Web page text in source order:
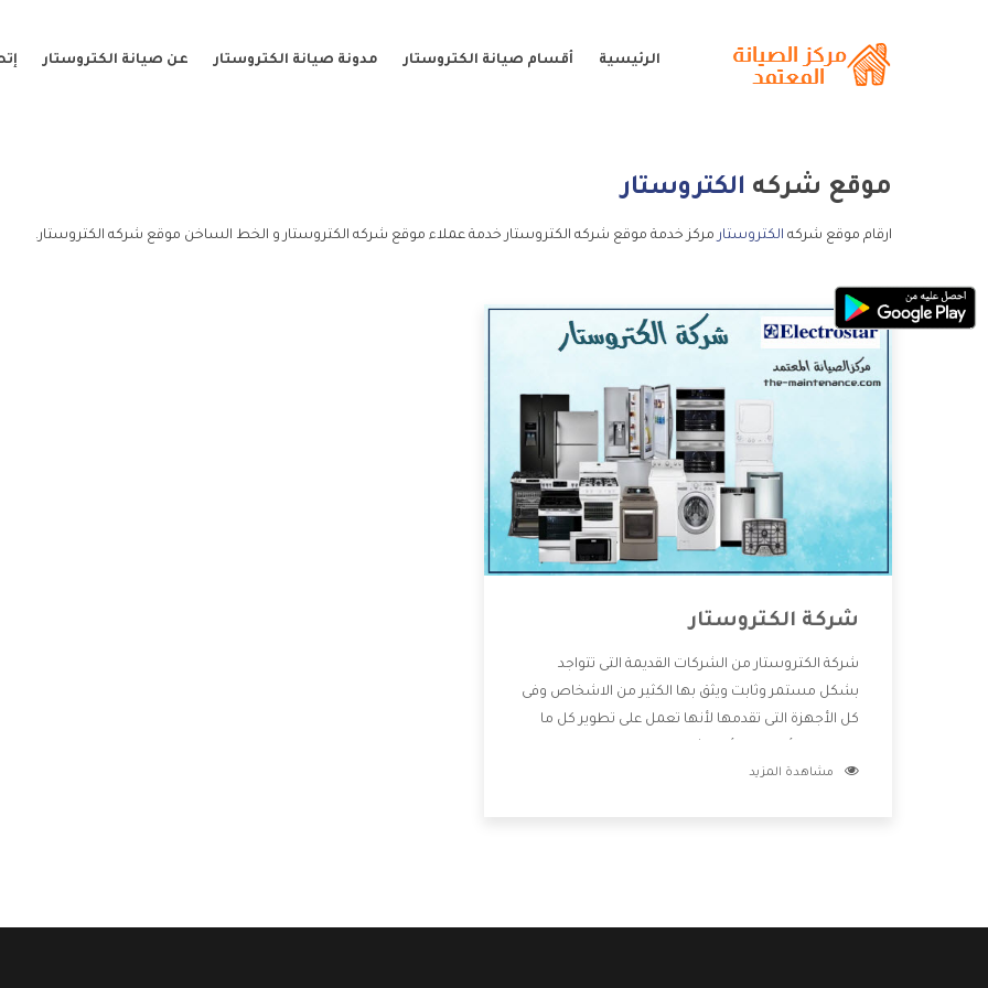
الرئيسية أقسام صيانة الكتروستار مدونة صيانة الكتروستار عن صيانة الكتروستار
موقع شركه الكتروستار
ارقام موقع شركه الكتروستار مركز خدمة موقع شركه الكتروستار خدمة عملاء موقع شركه الكتروستار و الخط الساخن موقع شركه الكتروستار.
شركة الكتروستار
شركة الكتروستار من الشركات القديمة التى تتواجد
بشكل مستمر وثابت ويثق بها الكثير من الاشخاص وفى
كل الأجهزة التى تقدمها لأنها تعمل على تطوير كل ما
أفضل خدمات ما بعد البيع مع المنتجات وتقدم للعملاء
مشاهدة المزيد